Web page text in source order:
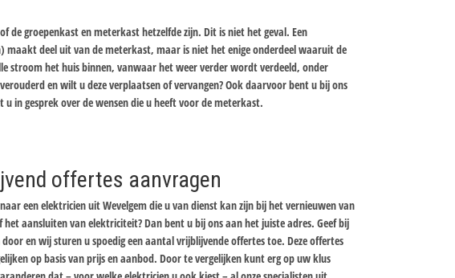
de groepenkast en meterkast hetzelfde zijn. Dit is niet het geval. Een
maakt deel uit van de meterkast, maar is niet het enige onderdeel waaruit de
stroom het huis binnen, vanwaar het weer verder wordt verdeeld, onder
en wilt u deze verplaatsen of vervangen? Ook daarvoor bent u bij ons
in gesprek over de wensen die u heeft voor de meterkast.
offertes aanvragen
een elektricien uit Wevelgem die u van dienst kan zijn bij het vernieuwen van
het aansluiten van elektriciteit? Dan bent u bij ons aan het juiste adres. Geef bij
en wij sturen u spoedig een aantal vrijblijvende offertes toe. Deze offertes
op basis van prijs en aanbod. Door te vergelijken kunt erg op uw klus